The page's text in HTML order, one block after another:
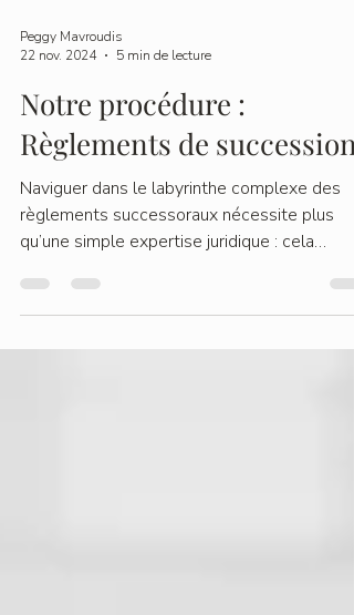
22 nov. 2024
5 min de lecture
Notre procédure :
Règlements de succession
Naviguer dans le labyrinthe complexe des
qu’une simple expertise juridique : cela
nécessite une...